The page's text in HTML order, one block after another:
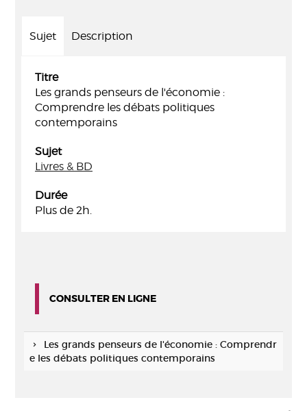
Sujet Description
Titre
Les grands penseurs de l'économie :
Comprendre les débats politiques
contemporains
Sujet
Livres & BD
Durée
Plus de 2h.
CONSULTER EN LIGNE
Les grands penseurs de l'économie : Comprendr
e les débats politiques contemporains